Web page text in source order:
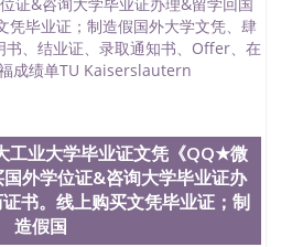
工业大学毕业证文凭《QQ★微
外学位证&咨询大学毕业证办
书。线上购买文凭毕业证；制
造假国